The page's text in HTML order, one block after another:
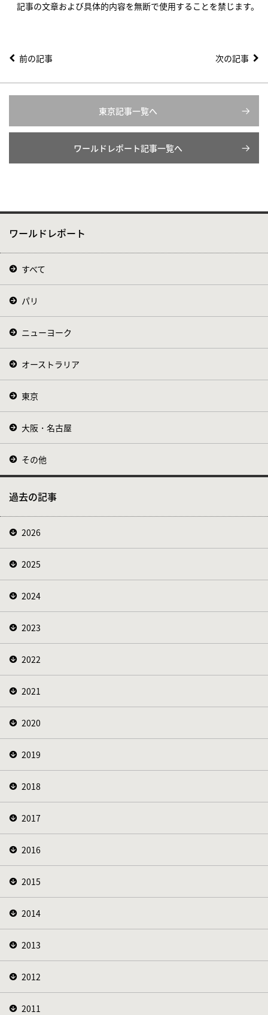
記事の文章および具体的内容を無断で使用することを禁じます。
前の記事 次の記事
東京記事一覧へ
ワールドレポート記事一覧へ
ワールドレポート
すべて
パリ
ニューヨーク
オーストラリア
東京
大阪・名古屋
その他
過去の記事
2026
2025
2024
2023
2022
2021
2020
2019
2018
2017
2016
2015
2014
2013
2012
2011